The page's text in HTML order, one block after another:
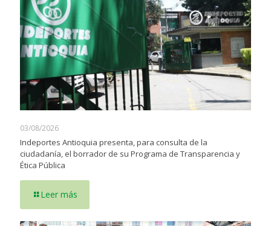
03/08/2026
Indeportes Antioquia presenta, para consulta de la
ciudadanía, el borrador de su Programa de Transparencia y
Ética Pública
Leer más